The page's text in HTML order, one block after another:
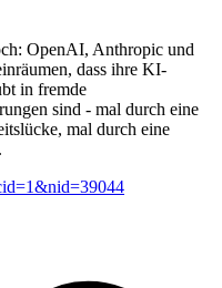
OpenAI, Anthropic und
dass ihre KI-
in fremde
sind - mal durch eine
mal durch eine